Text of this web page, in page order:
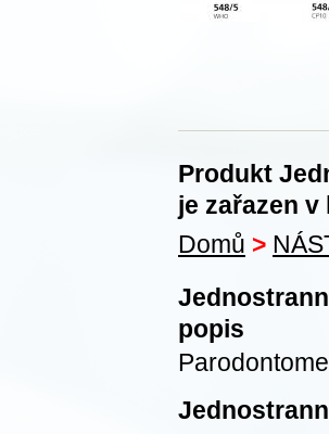
Produkt
je zařazen
Domů >
popis